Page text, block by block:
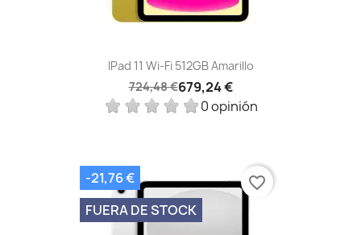
IPad 11 Wi-Fi 512GB Amarillo
724,48 €679,24 €
0 opinión
-21,76 €
FUERA DE STOCK
favorite_border